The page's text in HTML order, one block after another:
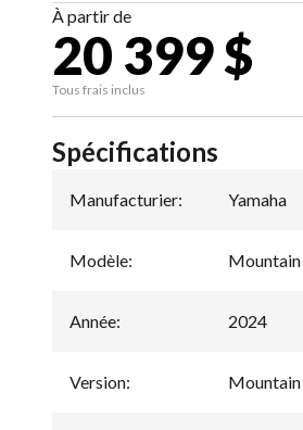
À partir de
20 399 $
Tous frais inclus
Spécifications
Manufacturier: Yamaha
Modèle: Mountain
Année: 2024
Version: Mountain